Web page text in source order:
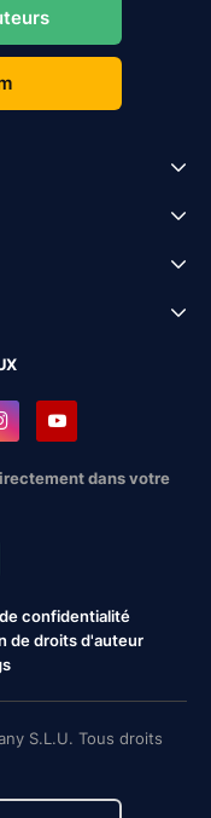
dans votre
confidentialité
de droits d'auteur
S.L.U. Tous droits